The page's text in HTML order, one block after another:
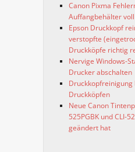
Canon Pixma
Auffangbehälter voll
Epson Druckkopf
verstopfte
Druckköpfe richtig
Nervige Windows-
Drucker abschalten
Druckkopfreinigung
Druckköpfen
Neue Canon
525PGBK und CLI-
geändert hat